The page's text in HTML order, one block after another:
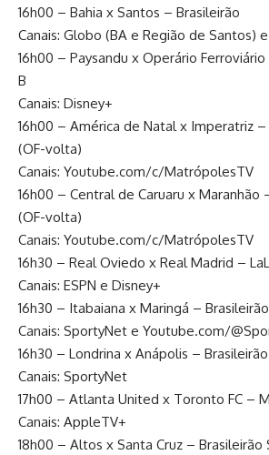
16h00 – Bahia x Santos – Brasileirão
Canais: Globo (BA e Região de Santos)
16h00 – Paysandu x Operário
B
Canais: Disney+
16h00 – América de Natal x Imperatriz
(OF-volta)
Canais: Youtube.com/c/MatrópolesTV
16h00 – Central de Caruaru x Maranhão
(OF-volta)
Canais: Youtube.com/c/MatrópolesTV
16h30 – Real Oviedo x Real Madrid –
Canais: ESPN e Disney+
16h30 – Itabaiana x Maringá –
Canais: SportyNet e Youtube.com/
16h30 – Londrina x Anápolis –
Canais: SportyNet
17h00 – Atlanta United x Toronto FC –
Canais: AppleTV+
18h00 – Altos x Santa Cruz –